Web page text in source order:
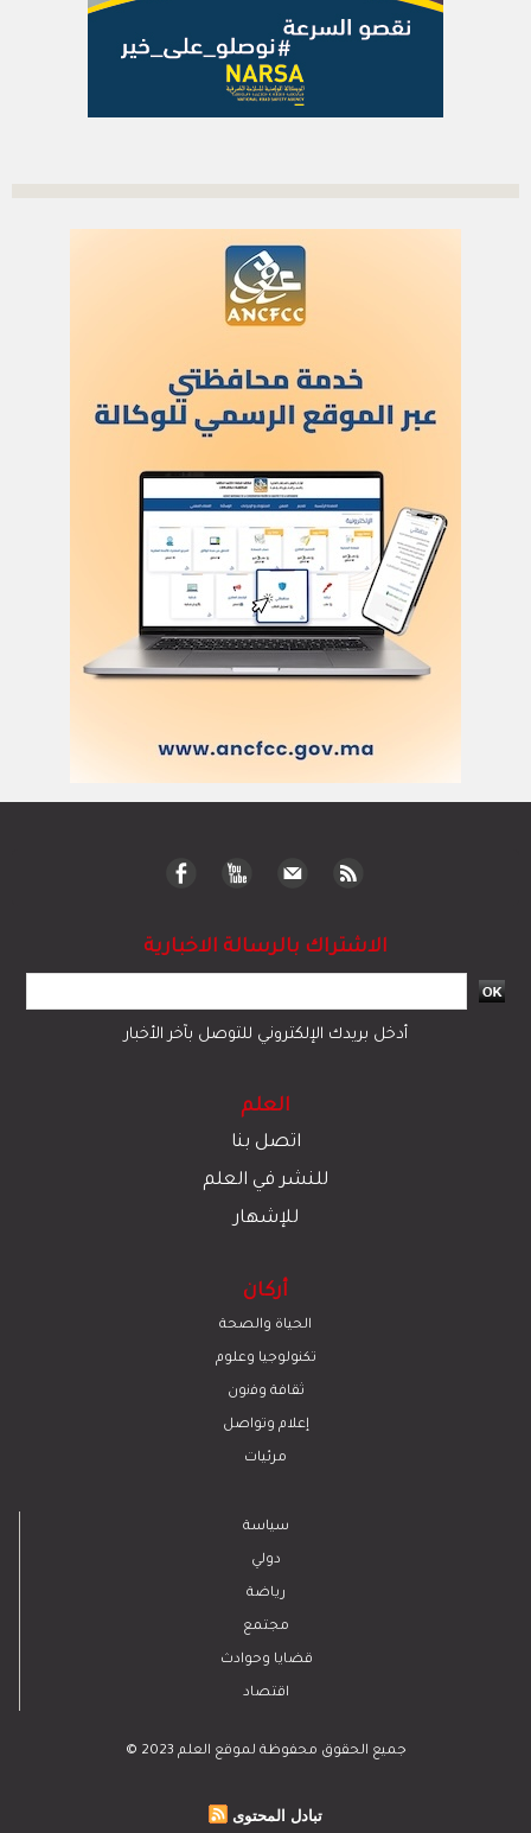
الاشتراك بالرسالة الاخبارية
أدخل بريدك الإلكتروني للتوصل بآخر الأخبار
العلم
اتصل بنا
للنشر في العلم
للإشهار
أركان
الحياة والصحة
تكنولوجيا وعلوم
ﺛﻘﺎﻓﺔ وﻓﻧون
إعلام وتواصل
مرئيات
سياسة
دولي
رياضة
مجتمع
قضايا وحوادث
اقتصاد
© 2023 جميع الحقوق محفوظة لموقع العلم
تبادل المحتوى